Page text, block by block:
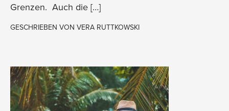
Grenzen. Auch die […]
GESCHRIEBEN VON VERA RUTTKOWSKI